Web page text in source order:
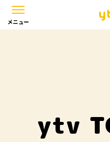
メニュー
ytv